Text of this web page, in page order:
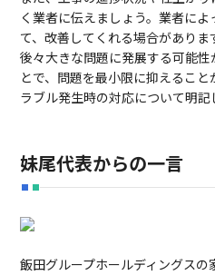
く業者に伝えましょう。業者に
て、改善してくれる場合がありま
後々大きな問題に発展する可能
とで、問題を最小限に抑えるこ
ラブル発生時の対応について明記
妹尾代表からの一言
飯田グループホールディングス